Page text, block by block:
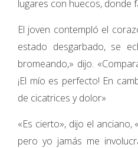
lugares con huecos, donde
El joven contempló el
estado desgarbado, se
bromeando,» dijo.
¡El mío es perfecto! En
de cicatrices y dolor»
«Es cierto», dijo el
pero yo jamás me